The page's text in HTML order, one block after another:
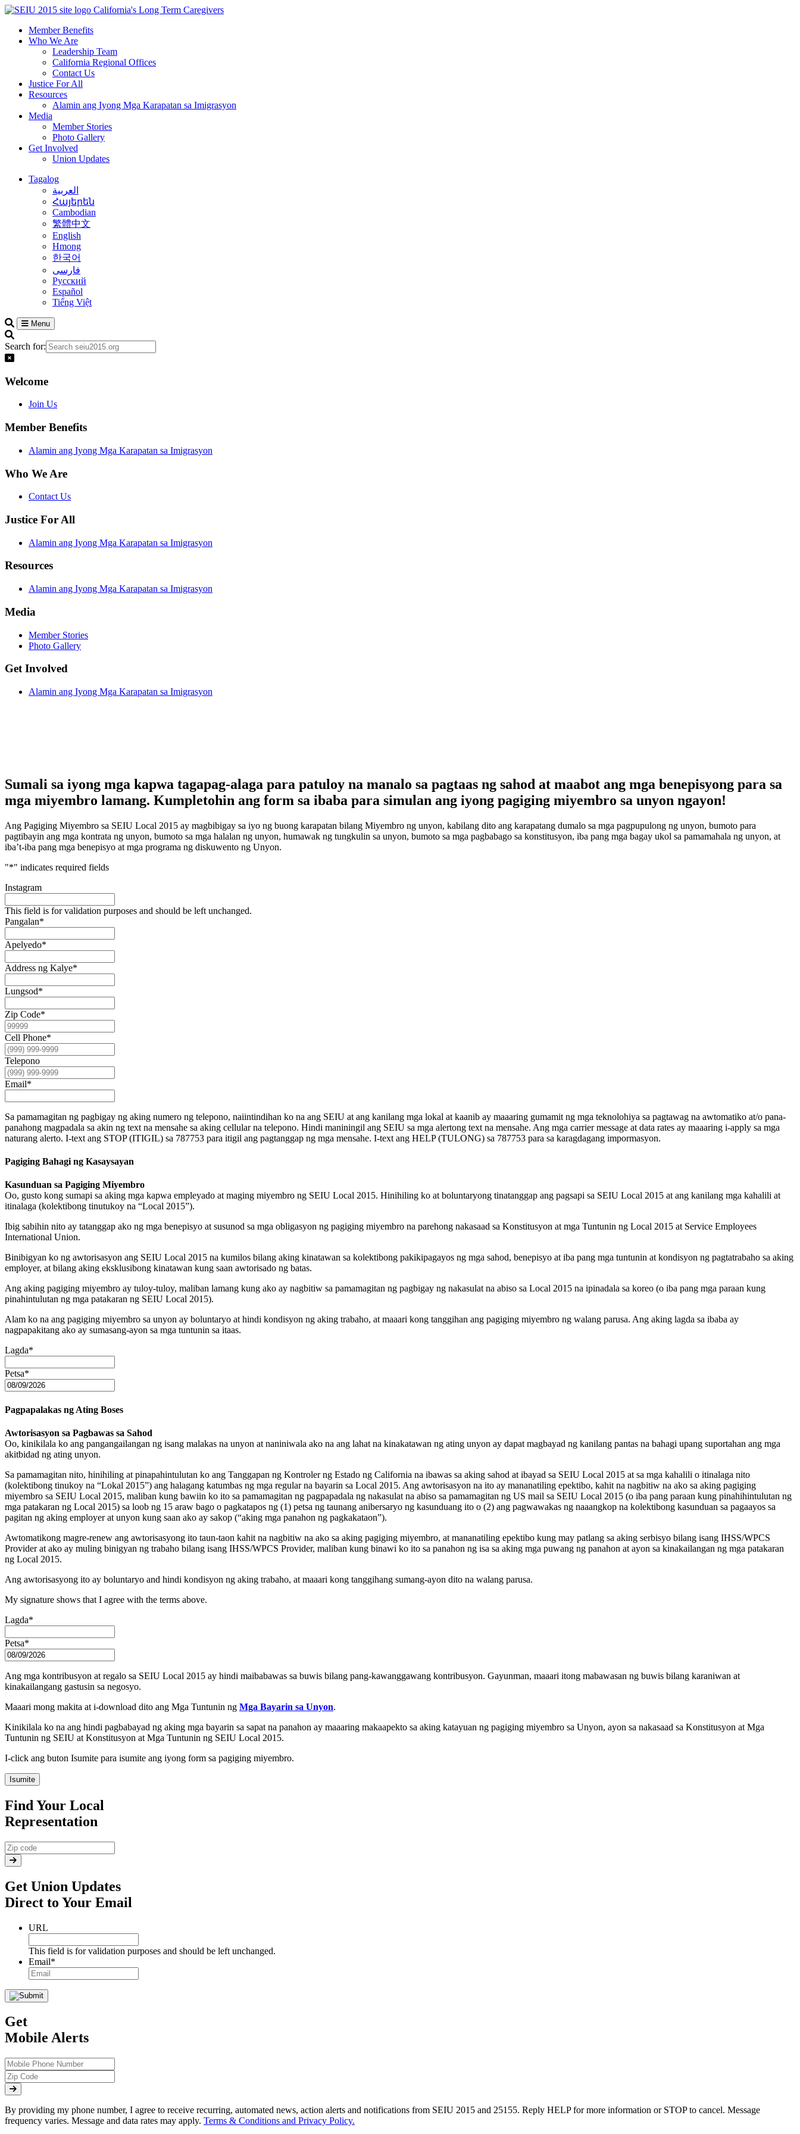
Skip
content
California's Long Term Caregivers
Member Benefits
Who We Are
Leadership Team
California Regional Offices
Contact Us
Justice For All
Resources
Alamin ang Iyong Mga Karapatan sa Imigrasyon
Media
Member Stories
Photo Gallery
Get Involved
Union Updates
Tagalog
العربية
Հայերեն
Cambodian
繁體中文
English
Hmong
한국어
فارسی
Русский
Español
Tiếng Việt
Menu
Search for:
Welcome
Join Us
Member Benefits
Alamin ang Iyong Mga Karapatan sa Imigrasyon
Who We Are
Contact Us
Justice For All
Alamin ang Iyong Mga Karapatan sa Imigrasyon
Resources
Alamin ang Iyong Mga Karapatan sa Imigrasyon
Media
Member Stories
Photo Gallery
Get Involved
Alamin ang Iyong Mga Karapatan sa Imigrasyon
Sumali sa iyong mga kapwa tagapag-alaga para patuloy na manalo sa pagtaas ng sahod at maabot ang mga benepisyong para sa
mga miyembro lamang. Kumpletohin ang form sa ibaba para simulan ang iyong pagiging miyembro sa unyon ngayon!
Ang Pagiging Miyembro sa SEIU Local 2015 ay magbibigay sa iyo ng buong karapatan bilang Miyembro ng unyon, kabilang dito ang karapatang dumalo sa mga pagpupulong ng unyon, bumoto para
pagtibayin ang mga kontrata ng unyon, bumoto sa mga halalan ng unyon, humawak ng tungkulin sa unyon, bumoto sa mga pagbabago sa konstitusyon, iba pang mga bagay ukol sa pamamahala ng unyon, at
iba’t-iba pang mga benepisyo at mga programa ng diskuwento ng Unyon.
"*" indicates required fields
Instagram
This field is for validation purposes and should be left unchanged.
Pangalan*
Apelyedo*
Address ng Kalye*
Lungsod*
Zip Code*
Cell Phone*
Telepono
Email*
Sa pamamagitan ng pagbigay ng aking numero ng telepono, naiintindihan ko na ang SEIU at ang kanilang mga lokal at kaanib ay maaaring gumamit ng mga teknolohiya sa pagtawag na awtomatiko at/o pana-
panahong magpadala sa akin ng text na mensahe sa aking cellular na telepono. Hindi maniningil ang SEIU sa mga alertong text na mensahe. Ang mga carrier message at data rates ay maaaring i-apply sa mga
naturang alerto. I-text ang STOP (ITIGIL) sa 787753 para itigil ang pagtanggap ng mga mensahe. I-text ang HELP (TULONG) sa 787753 para sa karagdagang impormasyon.
Pagiging Bahagi ng Kasaysayan
Kasunduan sa Pagiging Miyembro
Oo, gusto kong sumapi sa aking mga kapwa empleyado at maging miyembro ng SEIU Local 2015. Hinihiling ko at boluntaryong tinatanggap ang pagsapi sa SEIU Local 2015 at ang kanilang mga kahalili at
itinalaga (kolektibong tinutukoy na “Local 2015”).
Ibig sabihin nito ay tatanggap ako ng mga benepisyo at susunod sa mga obligasyon ng pagiging miyembro na parehong nakasaad sa Konstitusyon at mga Tuntunin ng Local 2015 at Service Employees
International Union.
Binibigyan ko ng awtorisasyon ang SEIU Local 2015 na kumilos bilang aking kinatawan sa kolektibong pakikipagayos ng mga sahod, benepisyo at iba pang mga tuntunin at kondisyon ng pagtatrabaho sa aking
employer, at bilang aking eksklusibong kinatawan kung saan awtorisado ng batas.
Ang aking pagiging miyembro ay tuloy-tuloy, maliban lamang kung ako ay nagbitiw sa pamamagitan ng pagbigay ng nakasulat na abiso sa Local 2015 na ipinadala sa koreo (o iba pang mga paraan kung
pinahintulutan ng mga patakaran ng SEIU Local 2015).
Alam ko na ang pagiging miyembro sa unyon ay boluntaryo at hindi kondisyon ng aking trabaho, at maaari kong tanggihan ang pagiging miyembro ng walang parusa. Ang aking lagda sa ibaba ay
nagpapakitang ako ay sumasang-ayon sa mga tuntunin sa itaas.
Lagda*
Petsa*
Pagpapalakas ng Ating Boses
Awtorisasyon sa Pagbawas sa Sahod
Oo, kinikilala ko ang pangangailangan ng isang malakas na unyon at naniniwala ako na ang lahat na kinakatawan ng ating unyon ay dapat magbayad ng kanilang pantas na bahagi upang suportahan ang mga
akitbidad ng ating unyon.
Sa pamamagitan nito, hinihiling at pinapahintulutan ko ang Tanggapan ng Kontroler ng Estado ng California na ibawas sa aking sahod at ibayad sa SEIU Local 2015 at sa mga kahalili o itinalaga nito
(kolektibong tinukoy na “Lokal 2015”) ang halagang katumbas ng mga regular na bayarin sa Local 2015. Ang awtorisasyon na ito ay mananatiling epektibo, kahit na nagbitiw na ako sa aking pagiging
miyembro sa SEIU Local 2015, maliban kung bawiin ko ito sa pamamagitan ng pagpapadala ng nakasulat na abiso sa pamamagitan ng US mail sa SEIU Local 2015 (o iba pang paraan kung pinahihintulutan ng
mga patakaran ng Local 2015) sa loob ng 15 araw bago o pagkatapos ng (1) petsa ng taunang anibersaryo ng kasunduang ito o (2) ang pagwawakas ng naaangkop na kolektibong kasunduan sa pagaayos sa
pagitan ng aking employer at unyon kung saan ako ay sakop (“aking mga panahon ng pagkakataon”).
Awtomatikong magre-renew ang awtorisasyong ito taun-taon kahit na nagbitiw na ako sa aking pagiging miyembro, at mananatiling epektibo kung may patlang sa aking serbisyo bilang isang IHSS/WPCS
Provider at ako ay muling binigyan ng trabaho bilang isang IHSS/WPCS Provider, maliban kung binawi ko ito sa panahon ng isa sa aking mga puwang ng panahon at ayon sa kinakailangan ng mga patakaran
ng Local 2015.
Ang awtorisasyong ito ay boluntaryo and hindi kondisyon ng aking trabaho, at maaari kong tanggihang sumang-ayon dito na walang parusa.
My signature shows that I agree with the terms above.
Lagda*
Petsa*
Ang mga kontribusyon at regalo sa SEIU Local 2015 ay hindi maibabawas sa buwis bilang pang-kawanggawang kontribusyon. Gayunman, maaari itong mabawasan ng buwis bilang karaniwan at
kinakailangang gastusin sa negosyo.
Maaari mong makita at i-download dito ang Mga Tuntunin ng Mga Bayarin sa Unyon.
Kinikilala ko na ang hindi pagbabayad ng aking mga bayarin sa sapat na panahon ay maaaring makaapekto sa aking katayuan ng pagiging miyembro sa Unyon, ayon sa nakasaad sa Konstitusyon at Mga
Tuntunin ng SEIU at Konstitusyon at Mga Tuntunin ng SEIU Local 2015.
I-click ang buton Isumite para isumite ang iyong form sa pagiging miyembro.
Isumite
Find Your Local
Representation
Get Union Updates
Direct to Your Email
URL
This field is for validation purposes and should be left unchanged.
Email*
Get
Mobile Alerts
By providing my phone number, I agree to receive recurring, automated news, action alerts and notifications from SEIU 2015 and 25155. Reply HELP for more information or STOP to cancel. Message
frequency varies. Message and data rates may apply. Terms & Conditions and Privacy Policy.